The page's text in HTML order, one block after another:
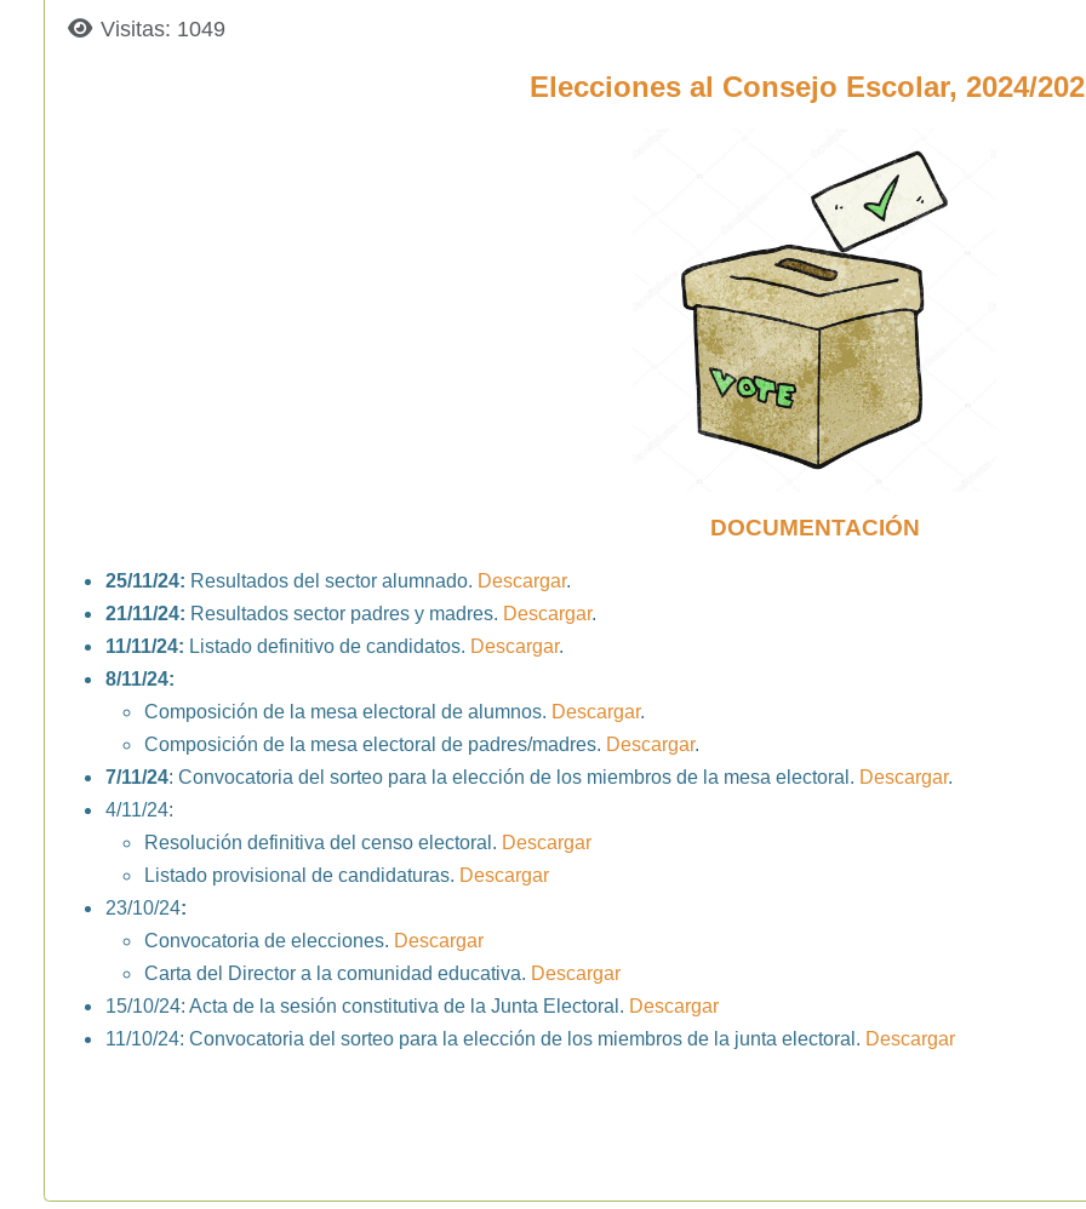
Visitas: 1049
Elecciones al Consejo Escolar, 2024/
DOCUMENTACIÓN
25/11/24: Resultados del sector alumnado. Descargar.
21/11/24: Resultados sector padres y madres. Descargar.
11/11/24: Listado definitivo de candidatos. Descargar.
8/11/24:
Composición de la mesa electoral de alumnos. Descargar.
Composición de la mesa electoral de padres/madres. Descargar.
7/11/24: Convocatoria del sorteo para la elección de los miembros de la mesa electoral. Descargar.
4/11/24:
Resolución definitiva del censo electoral. Descargar
Listado provisional de candidaturas. Descargar
23/10/24:
Convocatoria de elecciones. Descargar
Carta del Director a la comunidad educativa. Descargar
15/10/24: Acta de la sesión constitutiva de la Junta Electoral. Descargar
11/10/24: Convocatoria del sorteo para la elección de los miembros de la junta electoral. Descargar